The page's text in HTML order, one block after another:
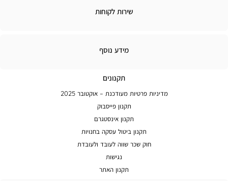
שירות לקוחות
מידע
מידע נוסף
תקנונים
מדיניות פרטיות מעודכנת – אוקטובר 2025
תקנון פייסבוק
תקנון אינסטגרם
תקנון ביטול עסקה בחנויות
חוק שכר שווה לעובד ולעובדת
נגישות
תקנון האתר